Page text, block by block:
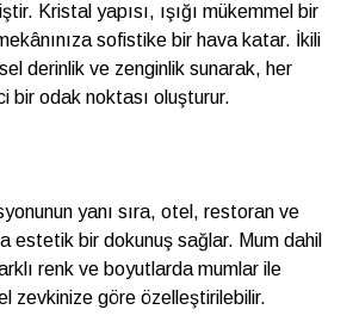
Kristal yapısı, ışığı mükemmel bir
sofistike bir hava katar. İkili
derinlik ve zenginlik sunarak, her
bir odak noktası oluşturur.
yanı sıra, otel, restoran ve
estetik bir dokunuş sağlar. Mum dahil
renk ve boyutlarda mumlar ile
zevkinize göre özelleştirilebilir.